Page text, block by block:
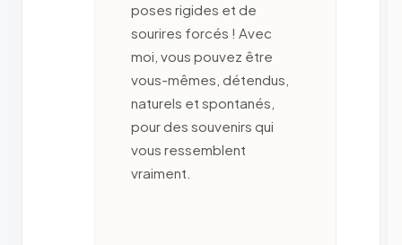
poses rigides et de
sourires forcés ! Avec
moi, vous pouvez être
vous-mêmes, détendus,
naturels et spontanés,
pour des souvenirs qui
vous ressemblent
vraiment.